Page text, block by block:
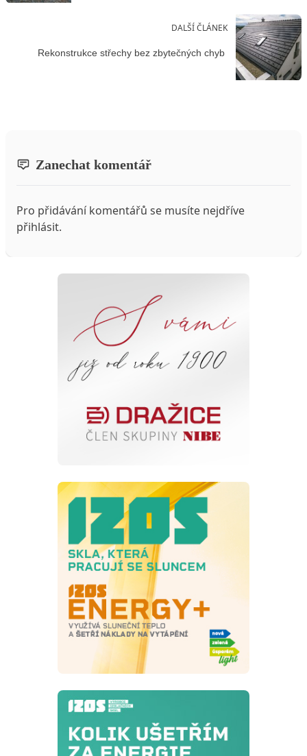
DALŠÍ ČLÁNEK
Rekonstrukce střechy bez zbytečných chyb
Zanechat komentář
Pro přidávání komentářů se musíte nejdříve
přihlásit.